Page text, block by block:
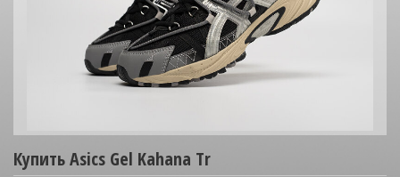
Купить Asics Gel Kahana Tr